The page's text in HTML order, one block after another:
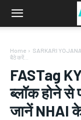
Home SARKARI YOJANA
बैठे करें...
FASTag
ब्लॉक होने
जानें NHAI